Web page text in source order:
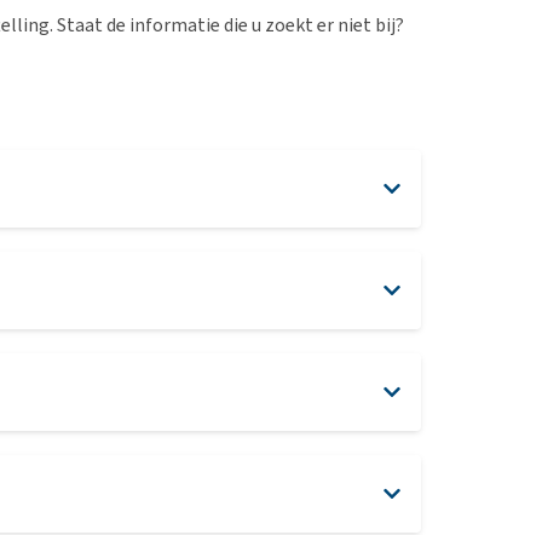
en dementie
Staat de informatie die u zoekt er niet bij?